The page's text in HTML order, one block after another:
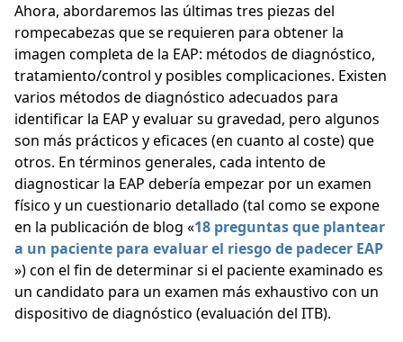
Ahora, abordaremos las últimas tres piezas del
rompecabezas que se requieren para obtener la
imagen completa de la EAP: métodos de diagnóstico,
tratamiento/control y posibles complicaciones. Existen
varios métodos de diagnóstico adecuados para
identificar la EAP y evaluar su gravedad, pero algunos
son más prácticos y eficaces (en cuanto al coste) que
otros. En términos generales, cada intento de
diagnosticar la EAP debería empezar por un examen
físico y un cuestionario detallado (tal como se expone
en la publicación de blog «18 preguntas que plantear
a un paciente para evaluar el riesgo de padecer EAP
») con el fin de determinar si el paciente examinado es
un candidato para un examen más exhaustivo con un
dispositivo de diagnóstico (evaluación del ITB).